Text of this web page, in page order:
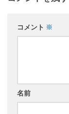
コメント ※
名前